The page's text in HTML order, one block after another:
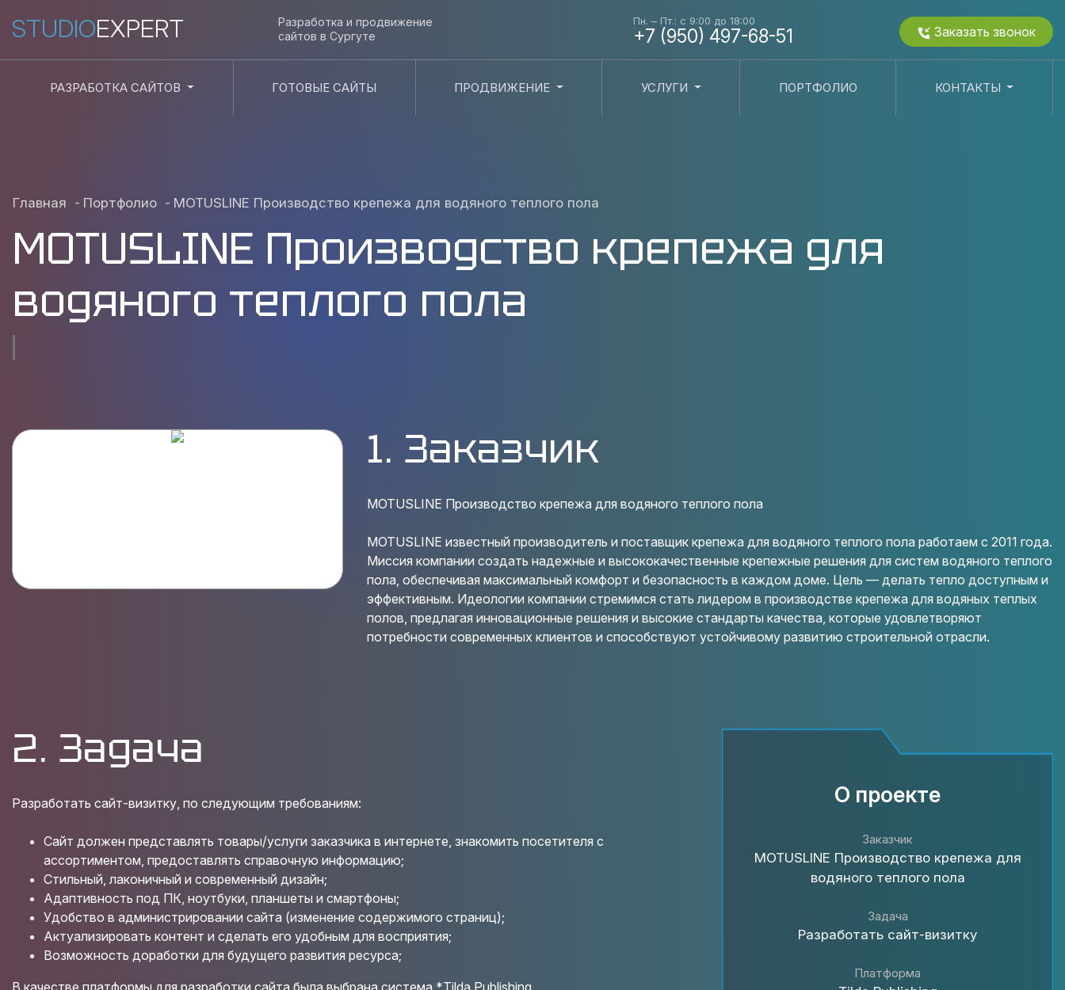
STUDIOEXPERT
Разработка и продвижение
сайтов в Сургуте
Пн. – Пт.: с 9:00 до 18:00
+7 (950) 497-68-51 Заказать звонок
РАЗРАБОТКА САЙТОВ ГОТОВЫЕ САЙТЫ ПРОДВИЖЕНИЕ УСЛУГИ ПОРТФОЛИО КОНТАКТЫ
Главная - Портфолио - MOTUSLINE Производство крепежа для водяного теплого пола
MOTUSLINE Производство крепежа для
водяного теплого пола
1. Заказчик
MOTUSLINE Производство крепежа для водяного теплого пола
MOTUSLINE известный производитель и поставщик крепежа для водяного теплого пола работаем с 2011 года.
Миссия компании создать надежные и высококачественные крепежные решения для систем водяного теплого
пола, обеспечивая максимальный комфорт и безопасность в каждом доме. Цель — делать тепло доступным и
эффективным. Идеологии компании стремимся стать лидером в производстве крепежа для водяных теплых
полов, предлагая инновационные решения и высокие стандарты качества, которые удовлетворяют
потребности современных клиентов и способствуют устойчивому развитию строительной отрасли.
2. Задача
Разработать cайт-визитку, по следующим требованиям:
Сайт должен представлять товары/услуги заказчика в интернете, знакомить посетителя с
ассортиментом, предоставлять справочную информацию;
Стильный, лаконичный и современный дизайн;
Адаптивность под ПК, ноутбуки, планшеты и смартфоны;
Удобство в администрировании сайта (изменение содержимого страниц);
Актуализировать контент и сделать его удобным для восприятия;
Возможность доработки для будущего развития ресурса;
В качестве платформы для разработки сайта была выбрана система *Tilda Publishing
О проекте
Заказчик
MOTUSLINE Производство крепежа для
водяного теплого пола
Задача
Разработать cайт-визитку
Платформа